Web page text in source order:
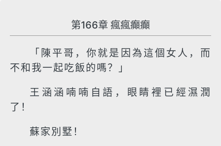
第166章 瘋瘋癲癲
「陳平哥，你就是因為這個女人，而
不和我一起吃飯的嗎？」
王涵涵喃喃自語，眼睛裡已經濕潤
了！
蘇家別墅！